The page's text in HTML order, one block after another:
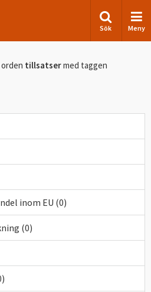
Sök Meny
tillsatsermed taggen
inom EU (0)
(0)